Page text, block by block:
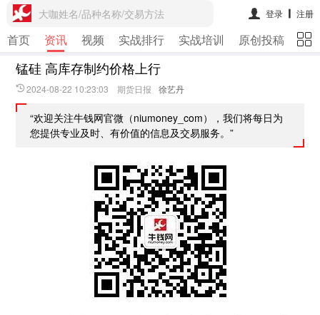
大咖姓名/品种名称/交易方法 登录 注册
首页 资讯 视频 实战排行 实战培训 原创投稿 期
锰硅 高库存制约价格上行
2024-08-22 10:23:03 期货日报 徐艺丹
“欢迎关注牛钱网官微（niumoney_com），我们将每日为
您提供专业及时、有价值的信息及交易服务。”